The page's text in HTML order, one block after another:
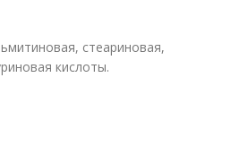
стеариновая,
кислоты.